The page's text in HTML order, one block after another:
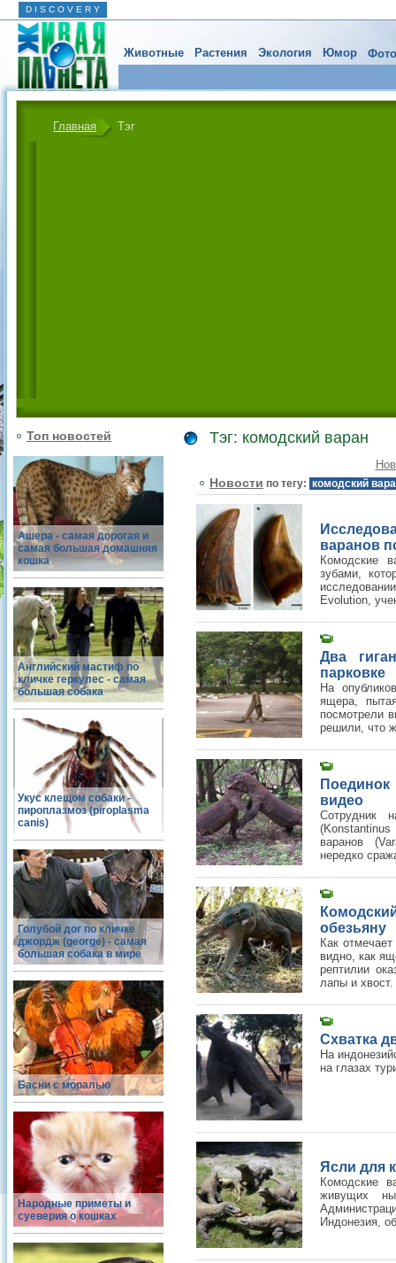
D I S C O V E R Y
Животные Растения Экология Юмор
Главная Тэг
Топ новостей
Ашера - самая дорогая и
самая большая домашняя
кошка
Английский мастиф по
кличке геркулес - самая
большая собака
Укус клещом собаки -
пироплазмоз (piroplasma
canis)
Голубой дог по кличке
джордж (george) - самая
большая собака в мире
Басни с моралью
Народные приметы и
суеверия о кошках
Тэг: комодский варан
Новости по тегу: комодский
варанов
Комодские
зубами,
Evolution,
Два
парковке
На
ящера,
посмотрели
решили, что
видео
Сотрудник
варанов
нередко
обезьяну
Как
видно, как
рептилии
лапы и хвост.
Схватка
На
на глазах
Ясли для
Комодские
живущих
Индонезия,